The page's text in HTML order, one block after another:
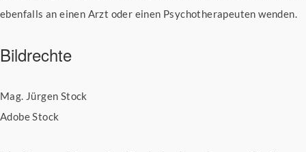
ebenfalls an einen Arzt oder einen Psychotherapeuten wenden.
Bildrechte
Mag. Jürgen Stock
Adobe Stock